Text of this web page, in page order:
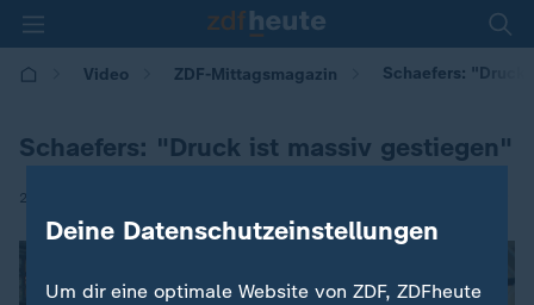
Video ZDF-Mittagsmagazin Schaefers: "Druck
Schaefers: "Druck ist massiv gestiegen"
20.11.2025 | 12:10
Deine Datenschutzeinstellungen
Um dir eine optimale Website von ZDF, ZDFheute